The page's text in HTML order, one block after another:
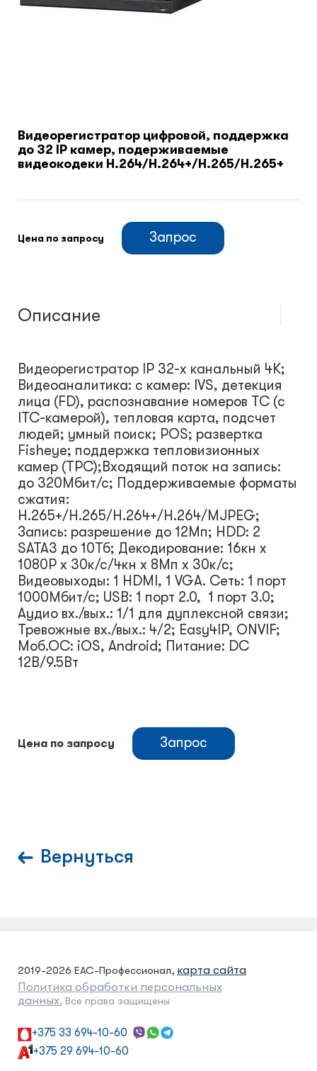
Климатический шкафы
Видеорегистратор цифровой, поддержка
до 32 IP камер, подерживаемые
видеокодеки H.264/H.264+/H.265/H.265+
Цена по запросу Запрос
Описание
Видеорегистратор IP 32-х канальный 4K;
Видеоаналитика: с камер: IVS, детекция
лица (FD), распознавание номеров ТС (с
ITC-камерой), тепловая карта, подсчет
людей; умный поиск; POS; развертка
Fisheye; поддержка тепловизионных
камер (TPC);Входящий поток на запись:
до 320Мбит/с; Поддерживаемые форматы
сжатия:
Н.265+/H.265/H.264+/H.264/MJPEG;
Запись: разрешение до 12Мп; HDD: 2
SATA3 до 10Тб; Декодирование: 16кн х
1080Р х 30к/с/4кн х 8Мп х 30к/с;
Видеовыходы: 1 HDMI, 1 VGA. Сеть: 1 порт
1000Мбит/с; USB: 1 порт 2.0, 1 порт 3.0;
Аудио вх./вых.: 1/1 для дуплексной связи;
Тревожные вх./вых.: 4/2; Easy4IP, ONVIF;
Моб.ОС: iOS, Android; Питание: DC
12В/9.5Вт
Цена по запросу Запрос
Вернуться
2019-2026 ЕАС-Профессионал, карта сайта
Политика обработки персональных
данных. Все права защищены
+375 33 694-10-60
+375 29 694-10-60